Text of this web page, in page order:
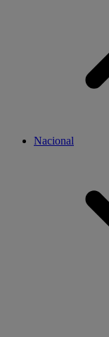
Nacional